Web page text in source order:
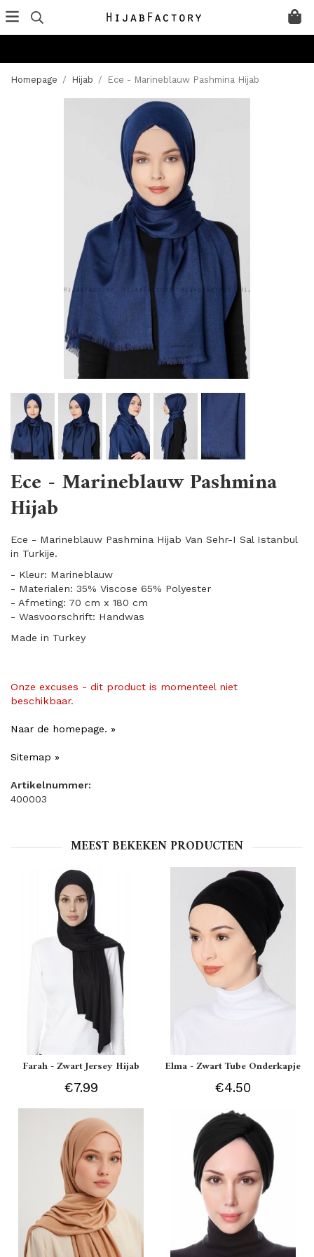
Homepage / Hijab / Ece - Marineblauw Pashmina Hijab
Ece - Marineblauw Pashmina
Hijab
Ece - Marineblauw Pashmina Hijab Van Sehr-I Sal Istanbul
in Turkije.
- Kleur: Marineblauw
- Materialen: 35% Viscose 65% Polyester
- Afmeting: 70 cm x 180 cm
- Wasvoorschrift: Handwas
Made in Turkey
Onze excuses - dit product is momenteel niet
beschikbaar.
Naar de homepage. »
Sitemap »
Artikelnummer:
400003
MEEST BEKEKEN PRODUCTEN
Farah - Zwart Jersey Hijab
€7.99
Elma - Zwart Tube Onderkapje
€4.50